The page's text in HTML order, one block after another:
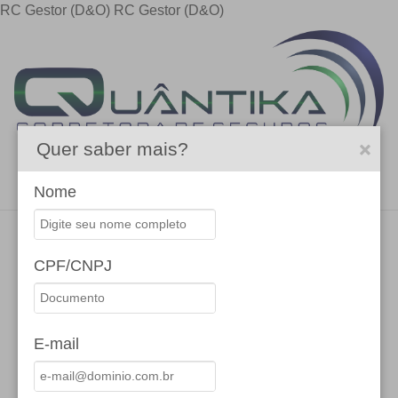
RC Gestor (D&O) RC Gestor (D&O)
Quer saber mais?
Nome
CPF/CNPJ
E-mail